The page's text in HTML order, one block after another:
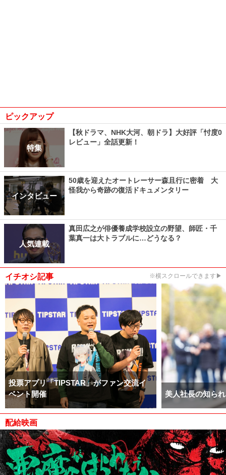
ピックアップ
特集
【秋ドラマ、NHK大河、朝ドラ】大好評「忖度0
レビュー」全話更新！
インタビュー
50歳を迎えたオートレーサー森且行に密着 大
怪我から奇跡の復活ドキュメンタリー
人気連載
真田広之が俳優養成学校設立の野望、師匠・千
葉真一は大トラブルに…どうなる？
イチオシ記事 ※横スクロールできます▶
投票アプリ「TIPSTAR」がファン交流イ
ベント開催
美人社長の知ら
配給映画